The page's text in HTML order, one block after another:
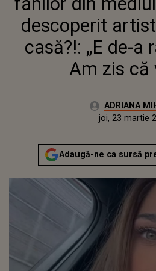
DE-A
VISEZ”
descoperit
casă?!: „E de-a
Am zis că
Autor:ADRIANA
miercuri, 23 martie 2022Actualizat:
joi, 23 martie
Adaugă-ne ca sursă